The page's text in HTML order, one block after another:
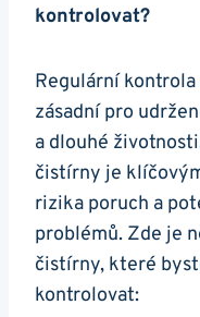
kontrolovat?
Regulární
zásadní pro
a dlouhé
čistírny je
rizika poruch a
problémů. Zde je
čistírny, které
kontrolovat: